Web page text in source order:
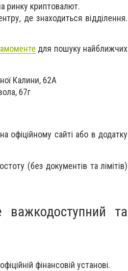
ринку криптовалют.
де знаходиться відділення.
для пошуку найближчих
Калини, 62А
67г
офіційному сайті або в додатку
(без документів та лімітів)
важкодоступний та
фінансовій установі.